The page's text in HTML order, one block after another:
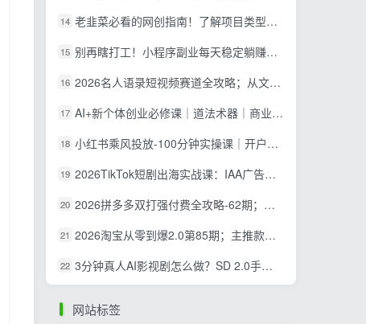
14 老韭菜必看的网创指南！了解项目类型，才能找到好的项目，才能拿到想要的结果
15 别再瞎打工！小程序副业每天稳定躺赚200+
16 2026名人语录短视频赛道全攻略；从文案撰写到声音克隆部署，系统掌握涨粉变现双赢制作技术
17 AI+新个体创业必修课｜道法术器｜商业逻辑·小红书流量·AI智能体｜低成本打造个人变现小生意全套教学
18 小红书乘风投放-100分钟实操课｜开户返点·标准投搭建·莱卡定向，新店建模撬动笔记自然流量全套教学
19 2026TikTok短剧出海实战课：IAA广告分账×IAP付费变现×账号搭建×平台规则×双轨爆发×回款全流程
20 2026拼多多双打强付费全攻略-62期；成本推广加托管双剑合璧，系统讲解7种付费玩法优劣势与选择策略
21 2026淘宝从零到爆2.0第85期；主推款五项高权重初始设置，改销量评晒秒单快速破零积累基础权重
22 3分钟真人AI影视剧怎么做？SD 2.0手把手完整制作流程｜Higgsfield 14天SD 2.0/2.5无限生成
网站标签